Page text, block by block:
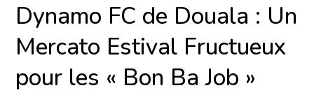
Dynamo FC de Douala : Un
Mercato Estival Fructueux
pour les « Bon Ba Job »